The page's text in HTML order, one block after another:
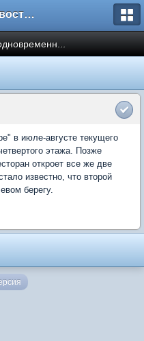
Форум Новостройки
в июле-августе текущего
этажа. Позже
откроет все же две
известно, что второй
берегу.